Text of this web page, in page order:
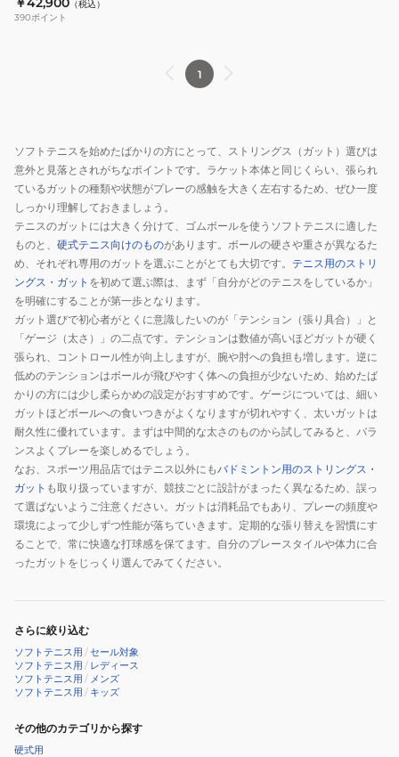
（税込）
390ポイント
1
ソフトテニスを始めたばかりの方にとって、ストリングス（ガット）選びは
意外と見落とされがちなポイントです。ラケット本体と同じくらい、張られ
ているガットの種類や状態がプレーの感触を大きく左右するため、ぜひ一度
しっかり理解しておきましょう。
テニスのガットには大きく分けて、ゴムボールを使うソフトテニスに適した
ものと、 硬式テニス向けのものがあります。ボールの硬さや重さが異なるた
め、それぞれ専用のガットを選ぶことがとても大切です。 テニス用のストリ
ングス・ガット を初めて選ぶ際は、まず「自分がどのテニスをしているか」
を明確にすることが第一歩となります。
ガット選びで初心者がとくに意識したいのが「テンション（張り具合）」と
「ゲージ（太さ）」の二点です。テンションは数値が高いほどガットが硬く
張られ、コントロール性が向上しますが、腕や肘への負担も増します。逆に
低めのテンションはボールが飛びやすく体への負担が少ないため、始めたば
かりの方には少し柔らかめの設定がおすすめです。ゲージについては、細い
ガットほどボールへの食いつきがよくなりますが切れやすく、太いガットは
耐久性に優れています。まずは中間的な太さのものから試してみると、バラ
ンスよくプレーを楽しめるでしょう。
なお、スポーツ用品店ではテニス以外にもバドミントン用のストリングス・
ガット も取り扱っていますが、競技ごとに設計がまったく異なるため、誤っ
て選ばないようご注意ください。ガットは消耗品でもあり、プレーの頻度や
環境によって少しずつ性能が落ちていきます。定期的な張り替えを習慣にす
ることで、常に快適な打球感を保てます。自分のプレースタイルや体力に合
ったガットをじっくり選んでみてください。
さらに絞り込む
ソフトテニス用 /セール対象
ソフトテニス用 / レディース
ソフトテニス用 / メンズ
ソフトテニス用 / キッズ
その他のカテゴリから探す
硬式用